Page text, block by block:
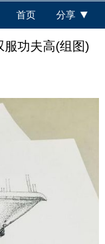
首页 分享
服功夫高(组图)